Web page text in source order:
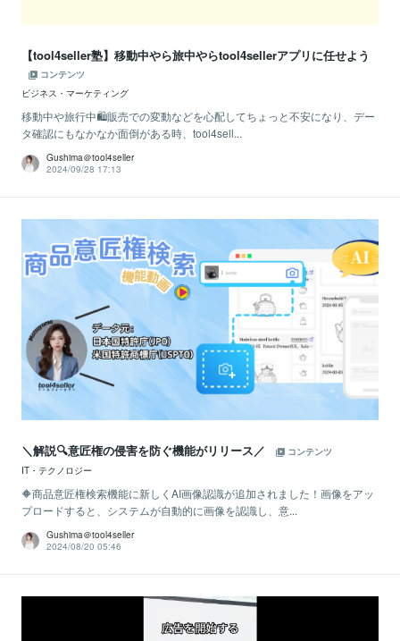
【tool4seller塾】移動中やら旅中やらtool4sellerアプリに任せよう
コンテンツ
ビジネス・マーケティング
移動中や旅行中🛍️販売での変動などを心配してちょっと不安になり、デー
タ確認にもなかなか面倒がある時、tool4sell...
Gushima＠tool4seller
2024/09/28 17:13
＼解説🔍意匠権の侵害を防ぐ機能がリリース／
コンテンツ
IT・テクノロジー
🔶商品意匠権検索機能に新しくAI画像認識が追加されました！画像をアッ
プロードすると、システムが自動的に画像を認識し、意...
Gushima＠tool4seller
2024/08/20 05:46